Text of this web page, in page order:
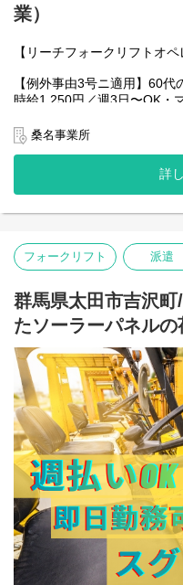
ここがポイント！
です！
るため、慣れてしまえばス
太田市内はもちろん、伊勢
派遣社員
【マイカー・バイク通勤OK
太田市内はもちろん、伊勢崎
【通勤手段】
通勤手段： マイカー通勤OK
駅」「細谷駅」からもアク
楽郡大泉町・栃木県足利市
数活躍中！
マイカー通勤OK（駐車場あ
制服貸与
業）
【リーチフォークリフトオペ
【例外事由3号ニ適用】60代
時給1,250円／週3日〜OK・
り応援します！
物流倉庫内でのフォークリ
・商品の検品・ピッキング
ンです）
※手順が決まったシンプル作
に慣れていただけます。
〇アクセス
弥富駅：車13分
※車・バイク通勤OK！
※桑名市、川越町、弥富市
方もいます！
〇求人特徴
・車・バイク通勤可
・交通費規定内支給
・資格保有者優遇
・制服貸与
・ヘルメット貸与
・残業代全額支給
・週払いOK
・誕生日月にプレゼント支
桑名事業所
詳
フォークリフト 派遣
群馬県太田市吉沢
たソーラーパネルの